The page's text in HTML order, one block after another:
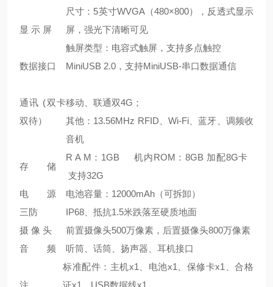
显 示 屏
尺寸：5英寸WVGA（480×800），反透式显示
屏，强光下清晰可见
触屏类型：电容式触屏，支持多点触控
数据接口
MiniUSB 2.0，支持MiniUSB-串口数据通信
通讯 (双卡
双待）
移动、联通双4G；
其他：13.56MHz RFID、Wi-Fi、蓝牙、调频收
音机
存 储
R A M：1GB 机内ROM：8GB 加配8G卡
支持32G
电 源
电池容量：12000mAh（可拆卸）
三防
IP68、抵抗1.5米跌落至硬质地面
摄 像 头
前置摄像头500万像素，后置摄像头800万像素
音 频
听筒、话筒、扬声器、耳机接口
注
标准配件：主机x1、电池x1、保修卡x1、合格
证x1、USB数据线x1、